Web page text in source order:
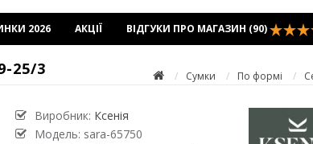
2026 АКЦІЇ ВІДГУКИ ПРО МАГАЗИН (90)
Сумки По формі
25/3
Виробник: Ксенія
Модель: sara-65750